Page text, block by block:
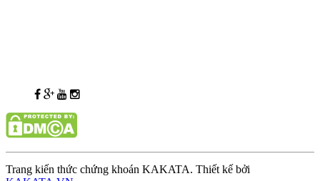
Trang kiến thức chứng khoán KAKATA. Thiết kế bởi